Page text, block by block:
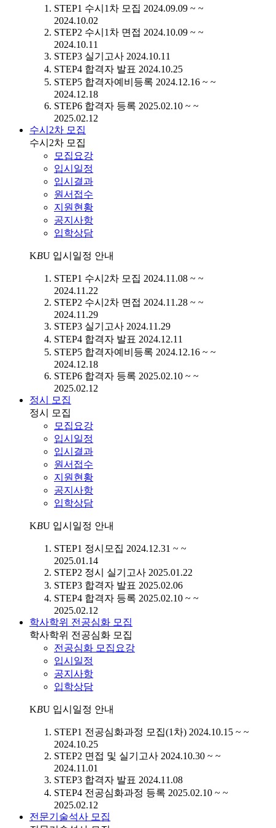
STEP1 수시1차 모집 2024.09.09 ~ ~
2024.10.02
STEP2 수시1차 면접 2024.10.09 ~ ~
2024.10.11
STEP3 실기고사 2024.10.11
STEP4 합격자 발표 2024.10.25
STEP5 합격자예비등록 2024.12.16 ~ ~
2024.12.18
STEP6 합격자 등록 2025.02.10 ~ ~
2025.02.12
수시2차 모집
수시2차 모집
모집요강
입시일정
입시결과
원서접수
지원현황
공지사항
입학상담
KBU 입시일정 안내
STEP1 수시2차 모집 2024.11.08 ~ ~
2024.11.22
STEP2 수시2차 면접 2024.11.28 ~ ~
2024.11.29
STEP3 실기고사 2024.11.29
STEP4 합격자 발표 2024.12.11
STEP5 합격자예비등록 2024.12.16 ~ ~
2024.12.18
STEP6 합격자 등록 2025.02.10 ~ ~
2025.02.12
정시 모집
정시 모집
모집요강
입시일정
입시결과
원서접수
지원현황
공지사항
입학상담
KBU 입시일정 안내
STEP1 정시모집 2024.12.31 ~ ~
2025.01.14
STEP2 정시 실기고사 2025.01.22
STEP3 합격자 발표 2025.02.06
STEP4 합격자 등록 2025.02.10 ~ ~
2025.02.12
학사학위 전공심화 모집
학사학위 전공심화 모집
전공심화 모집요강
입시일정
공지사항
입학상담
KBU 입시일정 안내
STEP1 전공심화과정 모집(1차) 2024.10.15 ~ ~
2024.10.25
STEP2 면접 및 실기고사 2024.10.30 ~ ~
2024.11.01
STEP3 합격자 발표 2024.11.08
STEP4 전공심화과정 등록 2025.02.10 ~ ~
2025.02.12
전문기술석사 모집